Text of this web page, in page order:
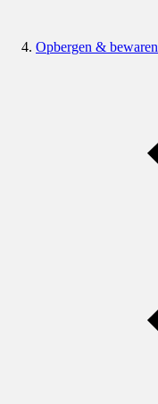
Opbergen & bewaren